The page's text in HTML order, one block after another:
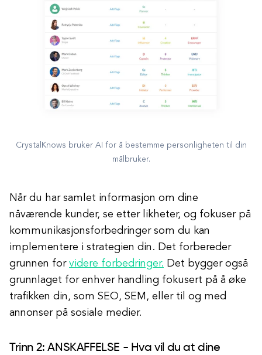
CrystalKnows bruker AI for å bestemme personligheten til din
målbruker.
Når du har samlet informasjon om dine
nåværende kunder, se etter likheter, og fokuser på
kommunikasjonsforbedringer som du kan
implementere i strategien din. Det forbereder
grunnen for videre forbedringer. Det bygger også
grunnlaget for enhver handling fokusert på å øke
trafikken din, som SEO, SEM, eller til og med
annonser på sosiale medier.
Trinn 2: ANSKAFFELSE - Hva vil du at dine